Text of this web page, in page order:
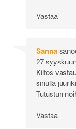
Vastaa
Sanna
27
Kiitos
sinulla
Tutustun
Vastaa